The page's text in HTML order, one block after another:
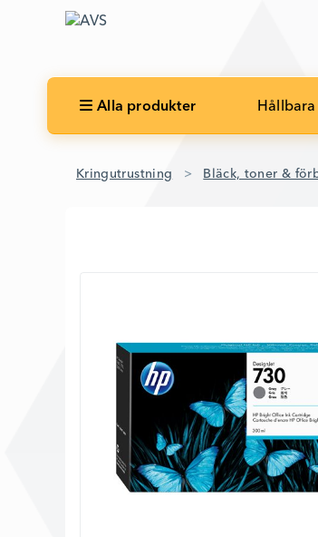
Alla produkter Hållbara
Kringutrustning Bläck, toner &